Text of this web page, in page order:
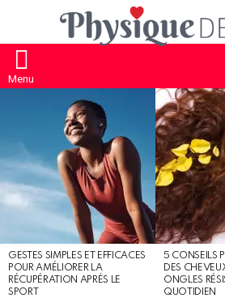
Menu
GESTES SIMPLES ET EFFICACES
POUR AMÉLIORER LA
RÉCUPÉRATION APRÈS LE
SPORT
5 CONSEILS
DES
ONGLES
QUOTIDIEN